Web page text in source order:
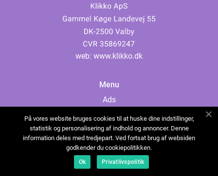
web: www.klikko.dk
Menu
Ads
Cookies
Contact
Sitemap
På vores website bruges cookies til at huske dine indstillinger,
statistik og personalisering af indhold og annoncer. Denne
information deles med tredjepart. Ved fortsat brug af websiden
godkender du cookiepolitikken.
Ok Privatlivspolitik